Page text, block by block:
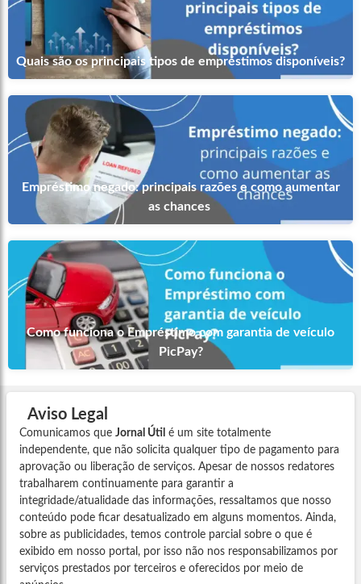
Quais são os principais tipos de empréstimos disponíveis?
Empréstimo negado: principais razões e como aumentar
as chances
Como funciona o Empréstimo com garantia de veículo
PicPay?
Aviso Legal
Comunicamos que Jornal Útil é um site totalmente
independente, que não solicita qualquer tipo de pagamento para
aprovação ou liberação de serviços. Apesar de nossos redatores
trabalharem continuamente para garantir a
integridade/atualidade das informações, ressaltamos que nosso
conteúdo pode ficar desatualizado em alguns momentos. Ainda,
sobre as publicidades, temos controle parcial sobre o que é
exibido em nosso portal, por isso não nos responsabilizamos por
serviços prestados por terceiros e oferecidos por meio de